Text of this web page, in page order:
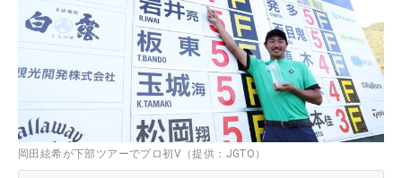
岡田絃希が下部ツアーでプロ初V（提供：JGTO）